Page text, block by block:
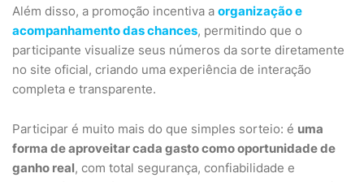
Além disso, a promoção incentiva a organização e
acompanhamento das chances, permitindo que o
participante visualize seus números da sorte diretamente
no site oficial, criando uma experiência de interação
completa e transparente.
Participar é muito mais do que simples sorteio: é uma
forma de aproveitar cada gasto como oportunidade de
ganho real, com total segurança, confiabilidade e